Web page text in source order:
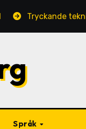
tekniker:
Språk